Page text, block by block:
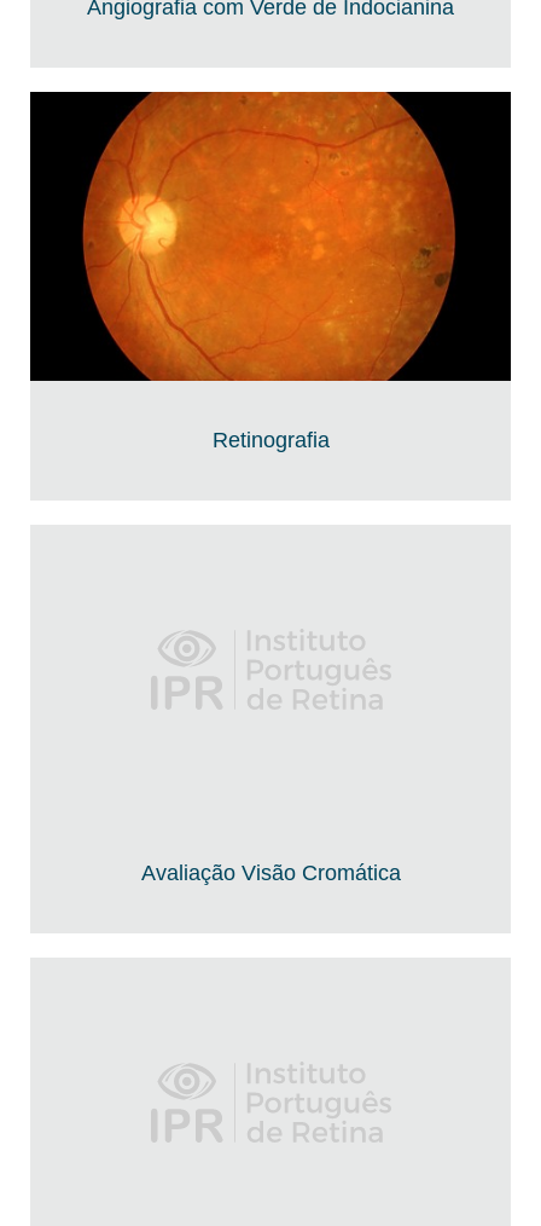
Angiografia com Verde de Indocianina
Retinografia
Avaliação Visão Cromática